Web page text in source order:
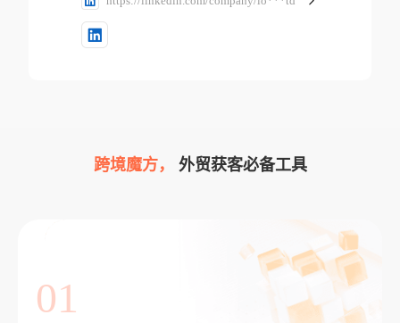
跨境魔方， 外贸获客必备工具
01